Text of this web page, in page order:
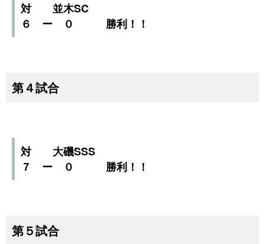
対 並木SC
６ ー ０ 勝利！！
第４試合
対 大磯SSS
７ ー ０ 勝利！！
第５試合